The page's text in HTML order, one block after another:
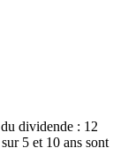
dividende : 12
5 et 10 ans sont